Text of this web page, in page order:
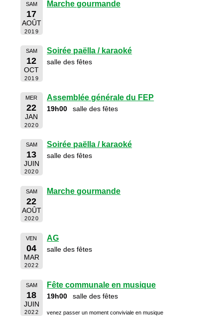
SAM
17
AOÛT
2019
Marche gourmande
SAM
12
OCT
2019
Soirée paëlla / karaoké
salle des fêtes
MER
22
JAN
2020
Assemblée générale du FEP
19h00 salle des fêtes
SAM
13
JUIN
2020
Soirée paëlla / karaoké
salle des fêtes
SAM
22
AOÛT
2020
Marche gourmande
VEN
04
MAR
2022
AG
salle des fêtes
SAM
18
JUIN
2022
Fête communale en musique
19h00 salle des fêtes
venez passer un moment conviviale en musique